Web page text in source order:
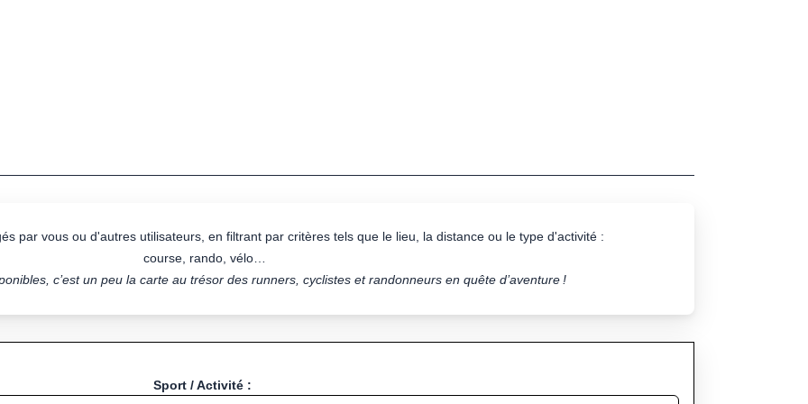
par vous ou d'autres utilisateurs, en filtrant par critères tels que le lieu, la distance ou le type d'activité :
course, rando, vélo…
c’est un peu la carte au trésor des runners, cyclistes et randonneurs en quête d’aventure !
Sport / Activité :